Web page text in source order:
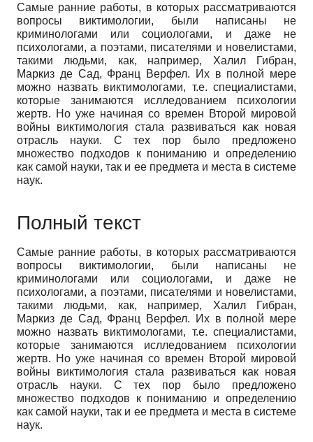
Самые ранние работы, в которых рассматриваются
вопросы виктимологии, были написаны не
криминологами или социологами, и даже не
психологами, а поэтами, писателями и новелистами,
такими людьми, как, например, Халил Гибран,
Маркиз де Сад, Франц Верфел. Их в полной мере
можно назвать виктимологами, т.е. специалистами,
которые занимаются ислледованием психологии
жертв. Но уже начиная со времен Второй мировой
войны виктимология стала развиваться как новая
отрасль науки. С тех пор было предложено
множество подходов к пониманию и определению
как самой науки, так и ее предмета и места в системе
наук.
Полный текст
Самые ранние работы, в которых рассматриваются
вопросы виктимологии, были написаны не
криминологами или социологами, и даже не
психологами, а поэтами, писателями и новелистами,
такими людьми, как, например, Халил Гибран,
Маркиз де Сад, Франц Верфел. Их в полной мере
можно назвать виктимологами, т.е. специалистами,
которые занимаются ислледованием психологии
жертв. Но уже начиная со времен Второй мировой
войны виктимология стала развиваться как новая
отрасль науки. С тех пор было предложено
множество подходов к пониманию и определению
как самой науки, так и ее предмета и места в системе
наук.